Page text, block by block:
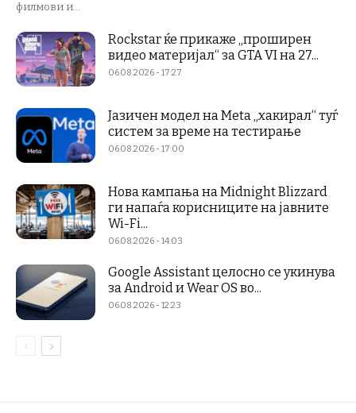
филмови и...
Rockstar ќе прикаже „проширен
видео материјал“ за GTA VI на 27...
06.08.2026 - 17:27
Јазичен модел на Meta „хакирал“ туѓ
систем за време на тестирање
06.08.2026 - 17:00
Нова кампања на Midnight Blizzard
ги напаѓа корисниците на јавните
Wi-Fi...
06.08.2026 - 14:03
Google Assistant целосно се укинува
за Android и Wear OS во...
06.08.2026 - 12:23